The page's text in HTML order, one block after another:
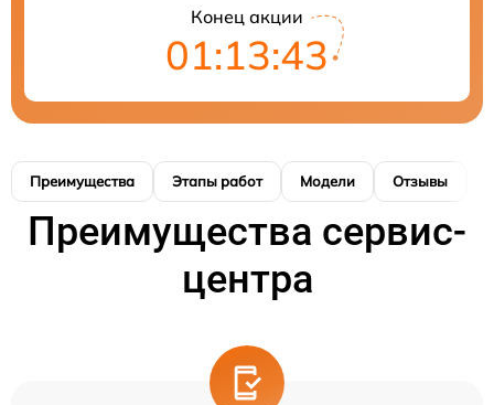
Конец акции
01:13:42
Преимущества Этапы работ Модели Отзывы
Преимущества сервис-
центра